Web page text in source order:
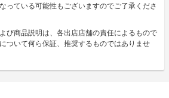
っている可能性もございますのでご了承くださ
び商品説明は、各出店店舗の責任によるもので
ついて何ら保証、推奨するものではありませ